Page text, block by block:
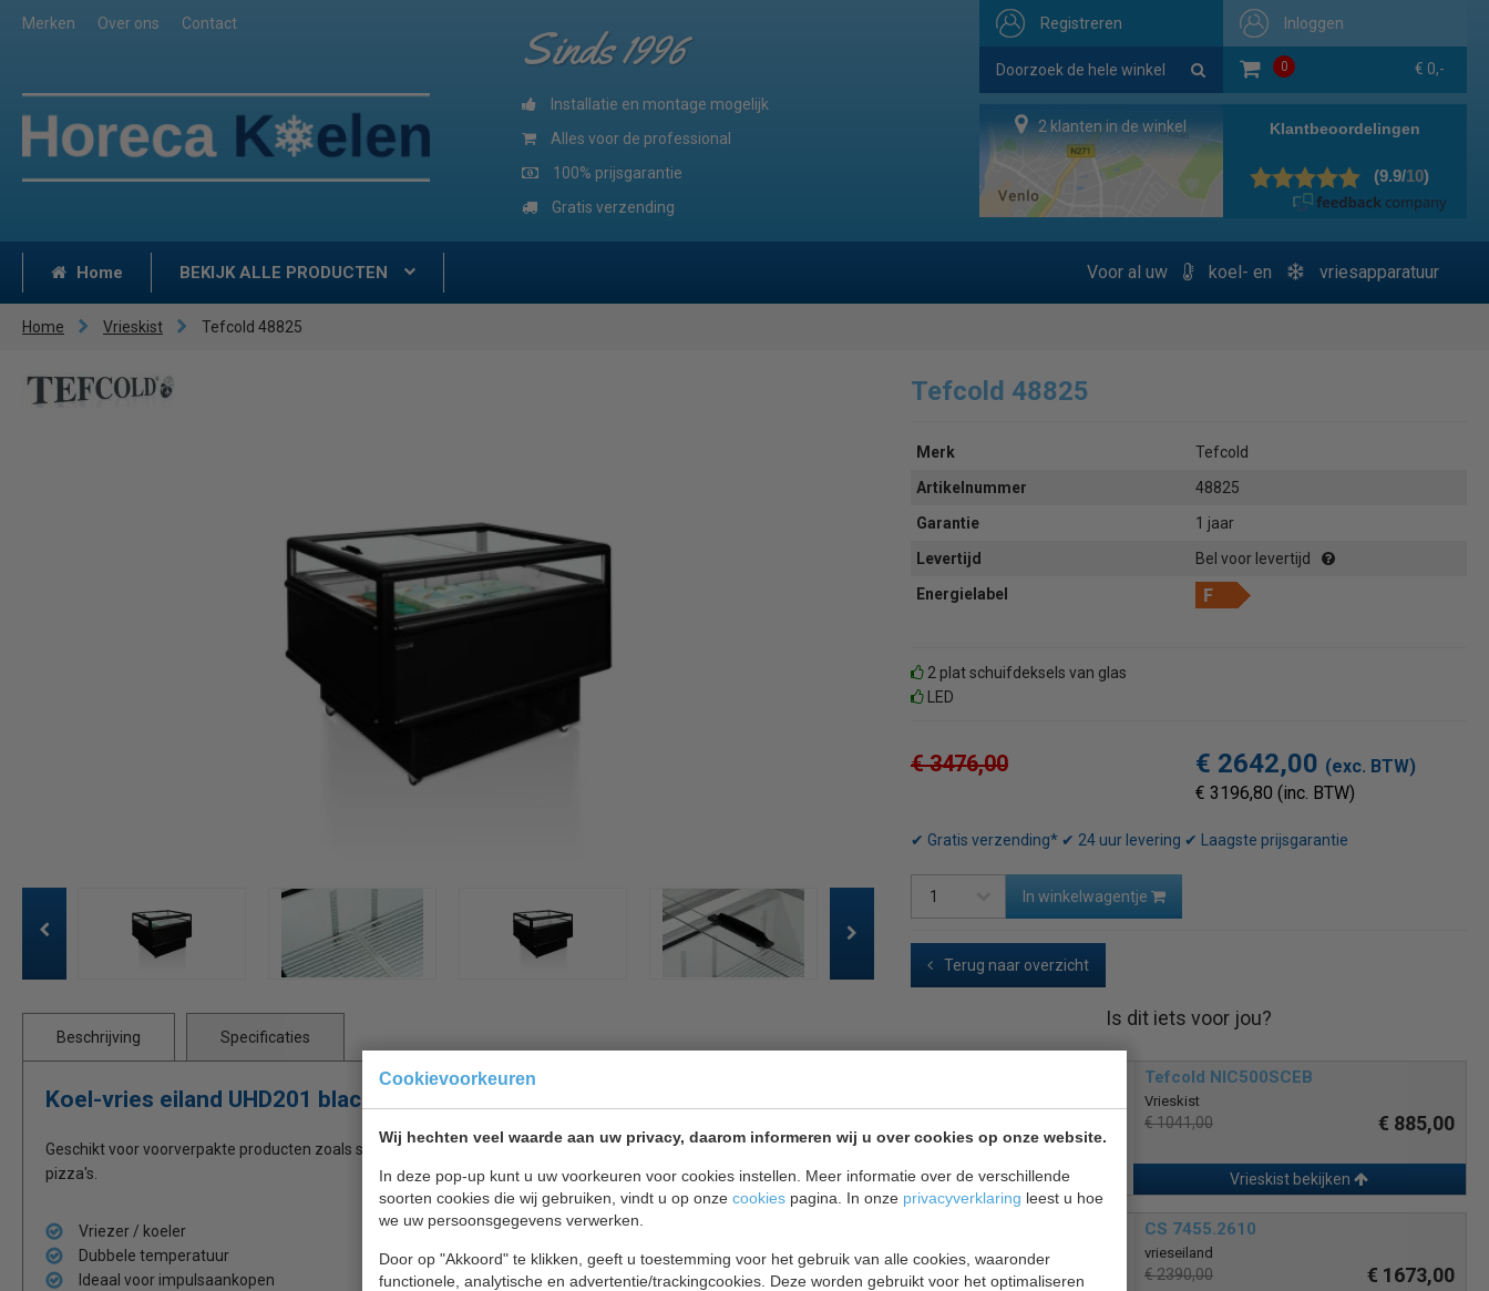
Cookievoorkeuren
Wij hechten veel waarde aan uw privacy, daarom informeren wij u over cookies op onze website.
In deze pop-up kunt u uw voorkeuren voor cookies instellen. Meer informatie over de verschillende
soorten cookies die wij gebruiken, vindt u op onze cookies pagina. In onze privacyverklaring leest u hoe
we uw persoonsgegevens verwerken.
Door op "Akkoord" te klikken, geeft u toestemming voor het gebruik van alle cookies, waaronder
functionele, analytische en advertentie/trackingcookies. Deze worden gebruikt voor het optimaliseren
Merken Over ons Contact Inloggen
0 € 0,-
Registreren
Sinds 1996
Installatie en montage mogelijk
Alles voor de professional
100% prijsgarantie
Gratis verzending
2 klanten in de winkel
Home BEKIJK ALLE PRODUCTEN Voor al uw koel- en vriesapparatuur
Home Vrieskist Tefcold 48825
Tefcold 48825
Merk
Tefcold
Artikelnummer
48825
Garantie
1 jaar
Levertijd
Bel voor levertijd
Energielabel
2 plat schuifdeksels van glas
LED
€ 3476,00 € 2642,00 (exc. BTW)
€ 3196,80 (inc. BTW)
✔ Gratis verzending* ✔ 24 uur levering ✔ Laagste prijsgarantie
In winkelwagentje
Terug naar overzicht
Beschrijving Specificaties
Koel-vries eiland UHD201 black breed 125 cm
Geschikt voor voorverpakte producten zoals sandwiches, snacks, zuivelproducten, salades, ijs, diepvriesmaaltijden,
pizza's.
Vriezer / koeler
Dubbele temperatuur
Ideaal voor impulsaankopen
Is dit iets voor jou?
Tefcold NIC500SCEB
Vrieskist
€ 1041,00 € 885,00
Vrieskist bekijken
CS 7455.2610
vrieseiland
€ 2390,00 € 1673,00